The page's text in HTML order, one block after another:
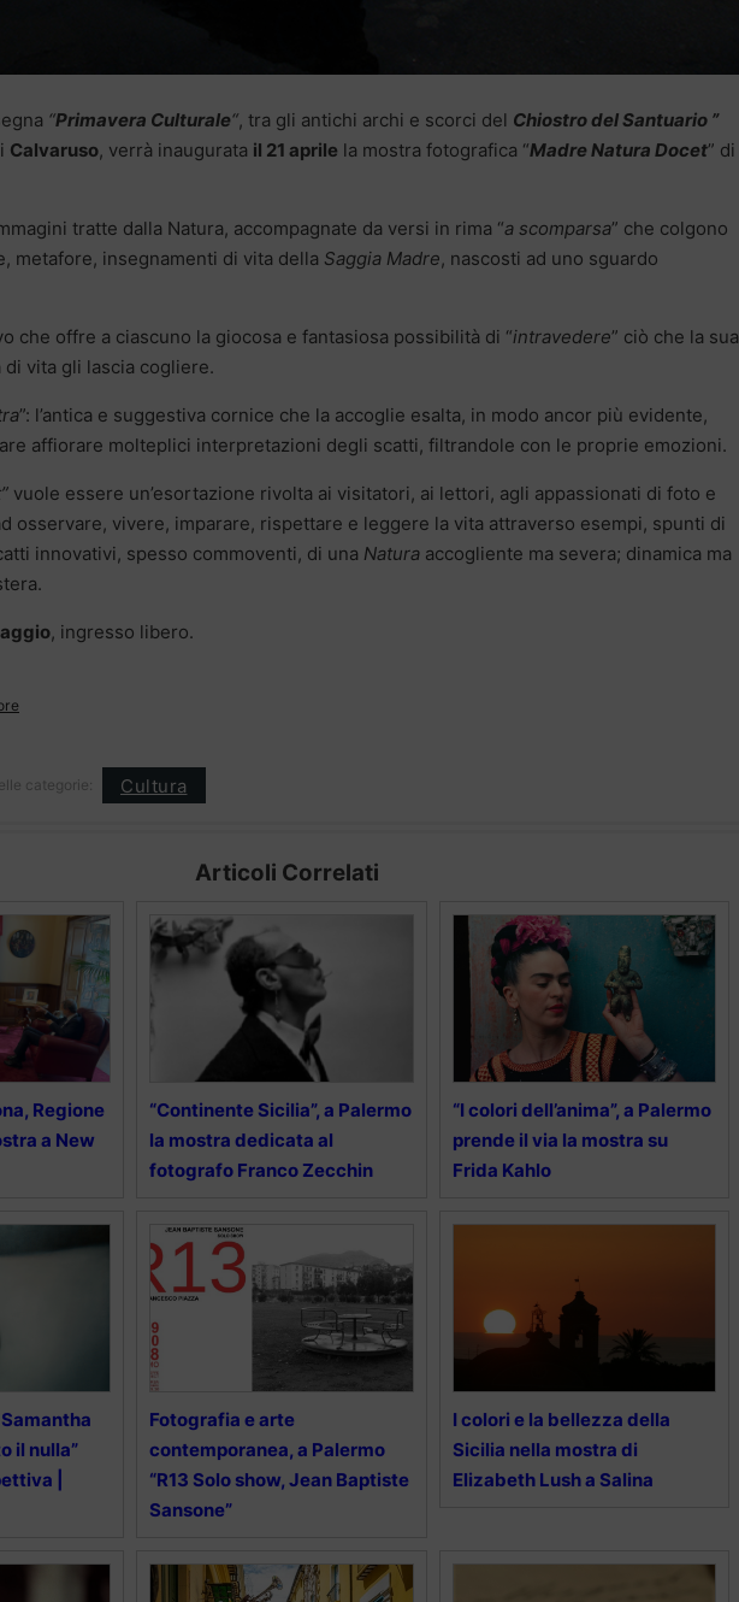
“Primavera Culturale“, tra gli antichi archi e scorci del Chiostro del Santuario ”
Calvaruso, verrà inaugurata il 21 aprile la mostra fotografica “Madre Natura Docet” di
tratte dalla Natura, accompagnate da versi in rima “a scomparsa” che colgono
metafore, insegnamenti di vita della Saggia Madre, nascosti ad uno sguardo
che offre a ciascuno la giocosa e fantasiosa possibilità di “intravedere” ciò che la sua
di vita gli lascia cogliere.
”: l’antica e suggestiva cornice che la accoglie esalta, in modo ancor più evidente,
affiorare molteplici interpretazioni degli scatti, filtrandole con le proprie emozioni.
vuole essere un’esortazione rivolta ai visitatori, ai lettori, agli appassionati di foto e
osservare, vivere, imparare, rispettare e leggere la vita attraverso esempi, spunti di
innovativi, spesso commoventi, di una Natura accogliente ma severa; dinamica ma
, ingresso libero.
categorie: Cultura
Articoli Correlati
Regione
a New
“Continente Sicilia”, a Palermo
la mostra dedicata al
fotografo Franco Zecchin
“I colori dell’anima”, a Palermo
prende il via la mostra su
Frida Kahlo
il nulla”
|
Fotografia e arte
contemporanea, a Palermo
“R13 Solo show, Jean Baptiste
Sansone”
I colori e la bellezza della
Sicilia nella mostra di
Elizabeth Lush a Salina